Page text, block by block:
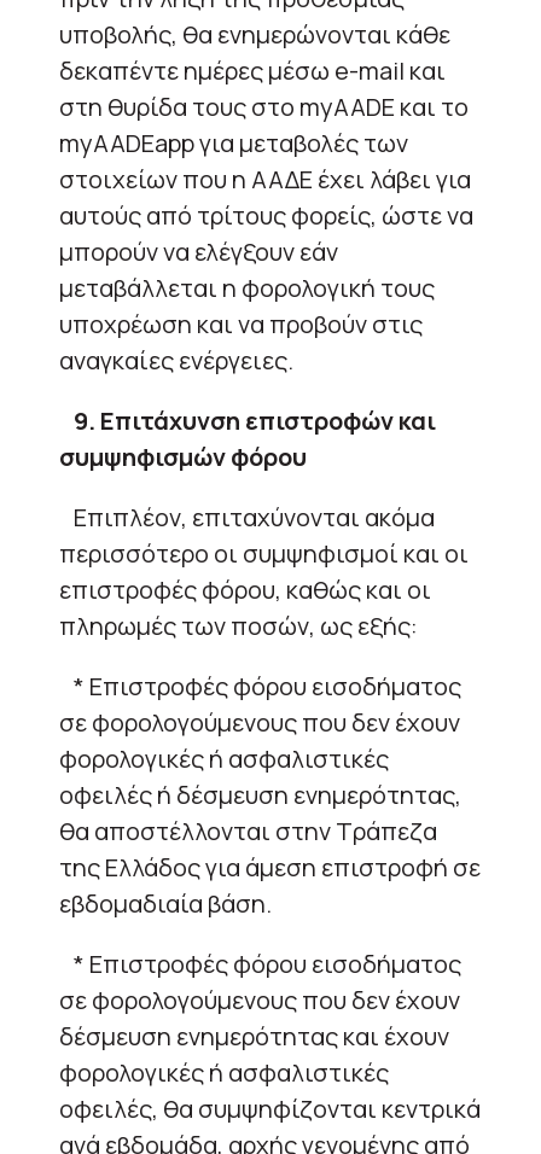
υποβολής, θα ενημερώνονται κάθε
δεκαπέντε ημέρες μέσω e-mail και
στη θυρίδα τους στο myAADE και το
myAADEapp για μεταβολές των
στοιχείων που η ΑΑΔΕ έχει λάβει για
αυτούς από τρίτους φορείς, ώστε να
μπορούν να ελέγξουν εάν
μεταβάλλεται η φορολογική τους
υποχρέωση και να προβούν στις
αναγκαίες ενέργειες.
9. Επιτάχυνση επιστροφών και
συμψηφισμών φόρου
Επιπλέον, επιταχύνονται ακόμα
περισσότερο οι συμψηφισμοί και οι
επιστροφές φόρου, καθώς και οι
πληρωμές των ποσών, ως εξής:
* Επιστροφές φόρου εισοδήματος
σε φορολογούμενους που δεν έχουν
φορολογικές ή ασφαλιστικές
οφειλές ή δέσμευση ενημερότητας,
θα αποστέλλονται στην Τράπεζα
της Ελλάδος για άμεση επιστροφή σε
εβδομαδιαία βάση.
* Επιστροφές φόρου εισοδήματος
σε φορολογούμενους που δεν έχουν
δέσμευση ενημερότητας και έχουν
φορολογικές ή ασφαλιστικές
οφειλές, θα συμψηφίζονται κεντρικά
ανά εβδομάδα, αρχής γενομένης από